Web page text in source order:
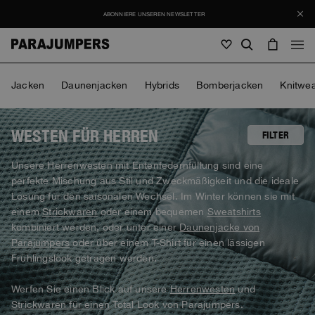
Herren
Alles anzeigen
Jacken
Daunenjacken
Hybrids
Bomberjacken
Knitwear
Alles anzeigen
Taschen & Rucksäcke
Mütze
Masterpiece
Icons
Invisible Cities
Everyday Wear
Damen
Alles anzeigen
Jacken
Daunenjacken
Hybrids
Alles anzeigen
Taschen & Rucksäcke
Mütze
Masterpiece
Icons
Kinder
SALES
Alles anzeigen
Journal
Stories
ABONNIERE UNSEREN NEWSLETTER
Herren Damen Kinder
Jacken Daunenjacken Hybrids Bomberjacken
FILTER
WESTEN FÜR HERREN
Unsere Herrenwesten mit Entenfedernfüllung sind eine
perfekte Mischung aus Stil und Zweckmäßigkeit und die ideale
Lösung für den saisonalen Wechsel. Im Winter können sie mit
einemStrickwarenoder einem bequemen Sweatshirts
kombiniert werden, oder unter einerDaunenjacke von
Parajumpersoder über einem T-Shirt für einen lässigen
Frühlingslook getragen werden.
Werfen Sie einen Blick auf unsereHerrenwestenund
Strickwaren für einenTotal Look von Parajumpers.